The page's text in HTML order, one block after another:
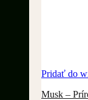
Pridať do
Musk –